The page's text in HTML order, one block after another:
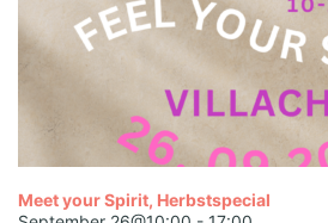
Meet your Spirit, Herbstspecial